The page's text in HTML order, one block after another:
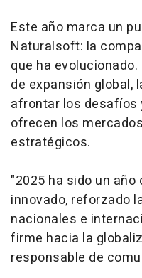
Este año marca un
Naturalsoft: la
que ha
de expansión global,
afrontar los desafíos
ofrecen los
estratégicos.
"2025 ha sido un
innovado, reforzado
nacionales e
firme hacia la
responsable de